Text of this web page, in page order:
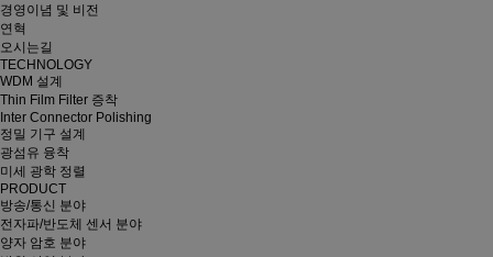
경영이념 및 비전
연혁
오시는길
TECHNOLOGY
WDM 설계
Thin Film Filter 증착
Inter Connector Polishing
정밀 기구 설계
광섬유 융착
미세 광학 정렬
PRODUCT
방송/통신 분야
전자파/반도체 센서 분야
양자 암호 분야